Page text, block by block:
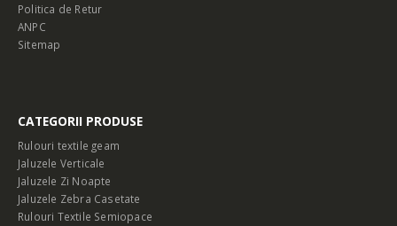
Politica de Retur
ANPC
Sitemap
CATEGORII PRODUSE
Rulouri textile geam
Jaluzele Verticale
Jaluzele Zi Noapte
Jaluzele Zebra Casetate
Rulouri Textile Semiopace